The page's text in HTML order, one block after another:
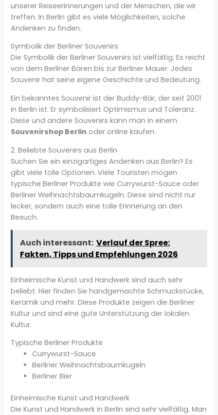
unserer Reiseerinnerungen und der Menschen, die wir
treffen. In Berlin gibt es viele Möglichkeiten, solche
Andenken zu finden.
Symbolik der Berliner Souvenirs
Die Symbolik der Berliner Souvenirs ist vielfältig. Es reicht
von dem Berliner Bären bis zur Berliner Mauer. Jedes
Souvenir hat seine eigene Geschichte und Bedeutung.
Ein bekanntes Souvenir ist der Buddy-Bär, der seit 2001
in Berlin ist. Er symbolisiert Optimismus und Toleranz.
Diese und andere Souvenirs kann man in einem
Souvenirshop Berlin oder online kaufen.
2. Beliebte Souvenirs aus Berlin
Suchen Sie ein einzigartiges Andenken aus Berlin? Es
gibt viele tolle Optionen. Viele Touristen mögen
typische Berliner Produkte wie Currywurst-Sauce oder
Berliner Weihnachtsbaumkugeln. Diese sind nicht nur
lecker, sondern auch eine tolle Erinnerung an den
Besuch.
Auch interessant: Verlauf der Spree:
Fakten, Tipps und Empfehlungen 2026
Einheimische Kunst und Handwerk sind auch sehr
beliebt. Hier finden Sie handgemachte Schmuckstücke,
Keramik und mehr. Diese Produkte zeigen die Berliner
Kultur und sind eine gute Unterstützung der lokalen
Kultur.
Typische Berliner Produkte
Currywurst-Sauce
Berliner Weihnachtsbaumkugeln
Berliner Bier
Einheimische Kunst und Handwerk
Die Kunst und Handwerk in Berlin sind sehr vielfältig. Man